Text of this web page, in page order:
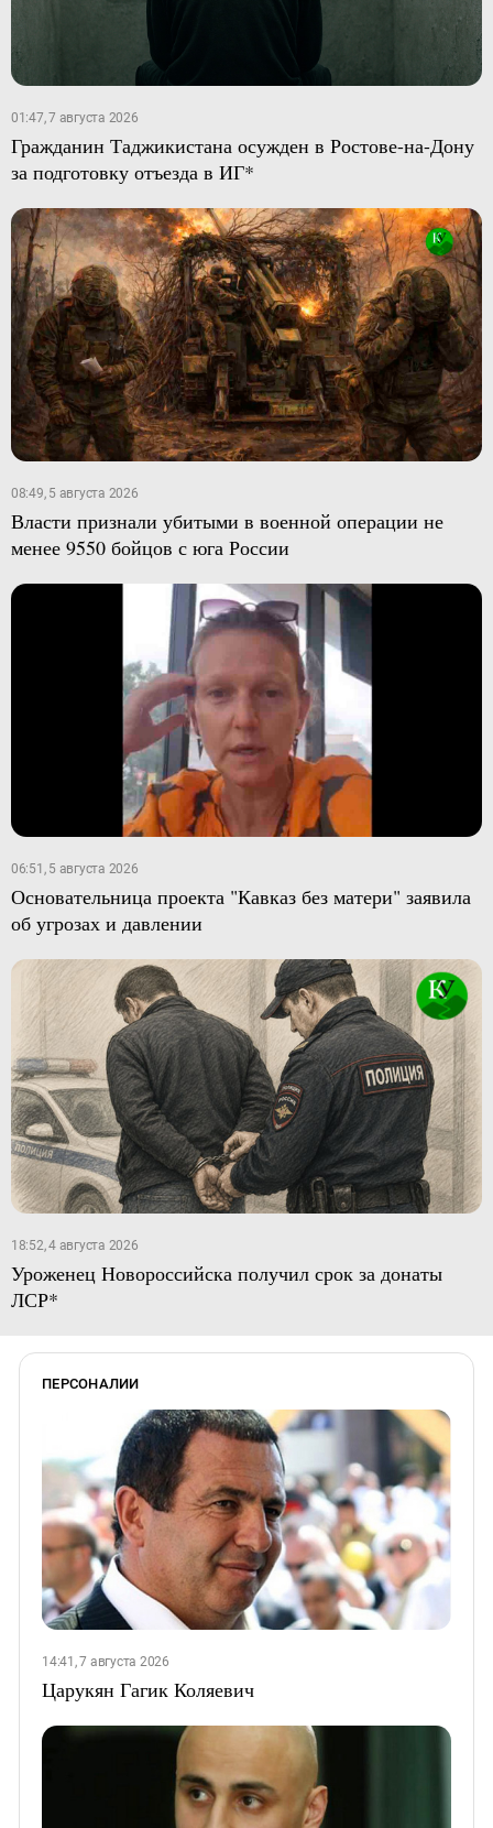
01:47, 7 августа 2026
Гражданин Таджикистана осужден в Ростове-на-Дону
за подготовку отъезда в ИГ*
08:49, 5 августа 2026
Власти признали убитыми в военной операции не
менее 9550 бойцов с юга России
06:51, 5 августа 2026
Основательница проекта "Кавказ без матери" заявила
об угрозах и давлении
18:52, 4 августа 2026
Уроженец Новороссийска получил срок за донаты
ЛСР*
ПЕРСОНАЛИИ
14:41, 7 августа 2026
Царукян Гагик Коляевич